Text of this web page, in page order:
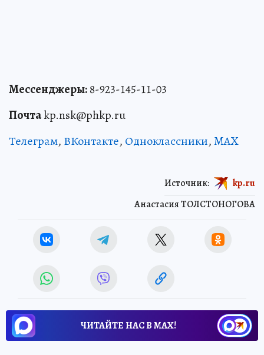
Мессенджеры:8-923-145-11-03
Почтаkp.nsk@phkp.ru
Телеграм, ВКонтакте, Одноклассники,MAX
Анастасия ТОЛСТОНОГОВА
Источник: kp.ru
ЧИТАЙТЕ НАС В МАХ!